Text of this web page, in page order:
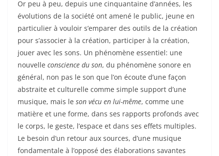
Or peu à peu, depuis une cinquantaine d’années, les
évolutions de la société ont amené le public, jeune en
particulier à vouloir s’emparer des outils de la création
pour s’associer à la création, participer à la création,
jouer avec les sons. Un phénomène essentiel: une
nouvelle conscience du son, du phénomène sonore en
général, non pas le son que l’on écoute d’une façon
abstraite et culturelle comme simple support d’une
musique, mais le son vécu en lui-même, comme une
matière et une forme, dans ses rapports profonds avec
le corps, le geste, l’espace et dans ses effets multiples.
Le besoin d’un retour aux sources, d’une musique
fondamentale à l’opposé des élaborations savantes